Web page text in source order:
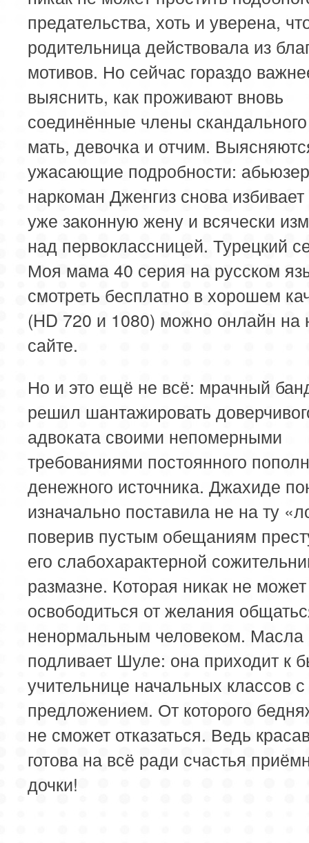
предательства, хоть и уверена,
родительница действовала из
мотивов. Но сейчас гораздо
выяснить, как проживают вновь
соединённые члены
мать, девочка и отчим.
ужасающие подробности:
наркоман Дженгиз снова
уже законную жену и всячески
над первоклассницей. Турецкий
Моя мама 40 серия на русском
смотреть бесплатно в хорошем
(HD 720 и 1080) можно онлайн
сайте.
Но и это ещё не всё: мрачный
решил шантажировать
адвоката своими непомерными
требованиями постоянного
денежного источника. Джахиде
изначально поставила не на ту
поверив пустым обещаниям
его слабохарактерной
размазне. Которая никак не может
освободиться от желания
ненормальным человеком. Масла
подливает Шуле: она приходит к
учительнице начальных классов
предложением. От которого
не сможет отказаться. Ведь
готова на всё ради счастья
дочки!